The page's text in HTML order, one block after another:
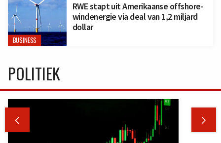
BUSINESS
RWE stapt uit Amerikaanse offshore-
windenergie via deal van 1,2 miljard
dollar
POLITIEK
 